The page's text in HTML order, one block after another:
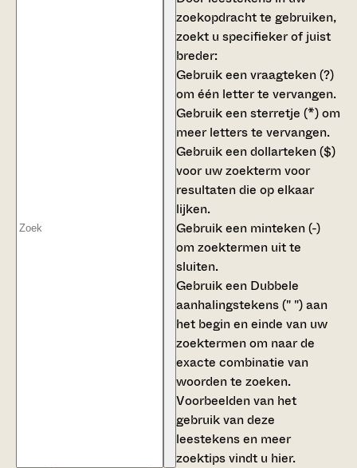
zoekopdracht te gebruiken,
zoekt u specifieker of juist
breder:
Gebruik eenvraagteken (?)
om één letter te vervangen.
Gebruik eensterretje (*)om
meer letters te vervangen.
Gebruik eendollarteken ($)
voor uw zoekterm voor
resultaten die op elkaar
lijken.
Gebruik een minteken (-)
om zoektermen uit te
sluiten.
Gebruik een Dubbele
aanhalingstekens (" ")aan
het begin en einde van uw
zoektermen om naar de
exacte combinatie van
woorden te zoeken.
Voorbeelden van het
gebruik van deze
leestekens en meer
zoektips vindt u hier.